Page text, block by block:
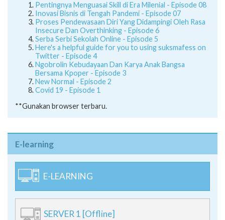
Pentingnya Menguasai Skill di Era Milenial - Episode 08
Inovasi Bisnis di Tengah Pandemi - Episode 07
Proses Pendewasaan Diri Yang Didampingi Oleh Rasa
Insecure Dan Overthinking - Episode 6
Serba Serbi Sekolah Online - Episode 5
Here's a helpful guide for you to using suksmafess on
Twitter - Episode 4
Ngobrolin Kebudayaan Dan Karya Anak Bangsa
Bersama Kpoper - Episode 3
New Normal - Episode 2
Covid 19 - Episode 1
**Gunakan browser terbaru.
E-learning
E-LEARNING
SERVER 1 [Offline]